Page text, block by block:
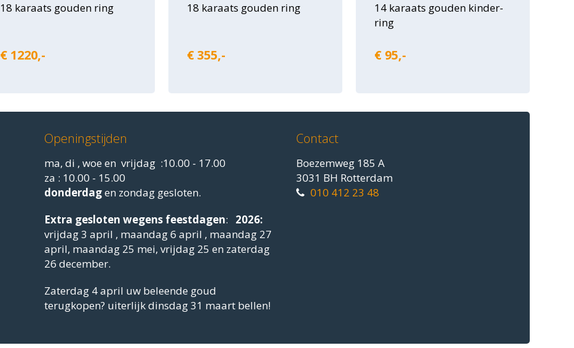
18 karaats gouden ring
€ 1220,-
18 karaats gouden ring
€ 355,-
14 karaats gouden kinder-
ring
€ 95,-
Openingstijden
ma, di , woe en vrijdag :10.00 - 17.00
za : 10.00 - 15.00
donderdagen zondag gesloten.
Extra gesloten wegens feestdagen: 2026:
vrijdag 3 april , maandag 6 april , maandag 27
april, maandag 25 mei, vrijdag 25 en zaterdag
26 december.
Zaterdag 4 april uw beleende goud
terugkopen? uiterlijk dinsdag 31 maart bellen!
Contact
Boezemweg 185 A
3031 BH Rotterdam
010 412 23 48